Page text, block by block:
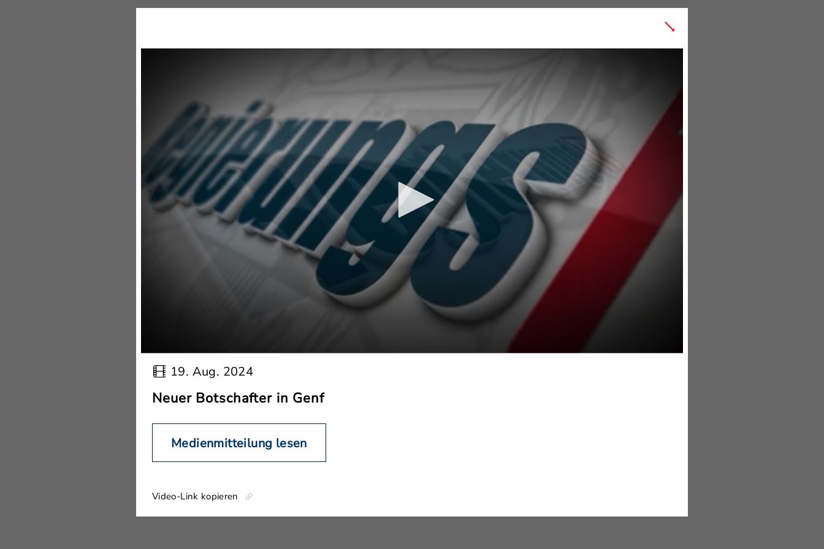
19. Aug. 2024
Neuer Botschafter in Genf
Medienmitteilung lesen
Video-Link kopieren